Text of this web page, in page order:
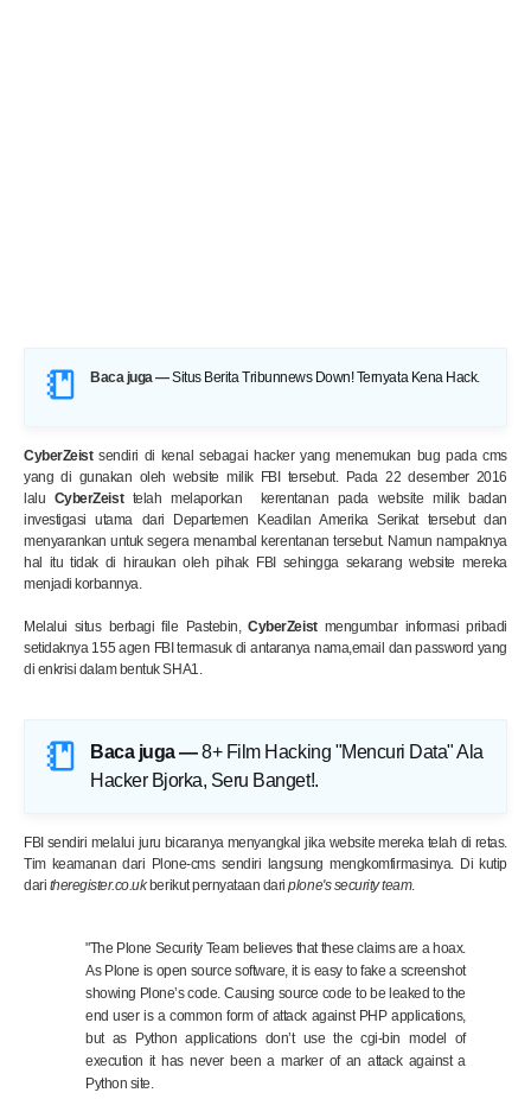
Baca juga —Situs Berita Tribunnews Down! Ternyata Kena Hack.
CyberZeistsendiri di kenal sebagai hacker yang menemukan bug pada cms
yang di gunakan oleh website milik FBI tersebut. Pada 22 desember 2016
lalu CyberZeist telah melaporkan kerentanan pada website milik badan
investigasi utama dari Departemen Keadilan Amerika Serikat tersebut dan
menyarankan untuk segera menambal kerentanan tersebut. Namun nampaknya
hal itu tidak di hiraukan oleh pihak FBI sehingga sekarang website mereka
menjadi korbannya.
Melalui situs berbagi file Pastebin,CyberZeist mengumbar informasi pribadi
setidaknya 155 agen FBI termasuk di antaranya nama,email dan password yang
di enkrisi dalam bentuk SHA1.
Baca juga — 8+ Film Hacking "Mencuri Data" Ala
Hacker Bjorka, Seru Banget!.
FBI sendiri melalui juru bicaranya menyangkal jika website mereka telah di retas.
Tim keamanan dari Plone-cms sendiri langsung mengkomfirmasinya. Di kutip
dari theregister.co.ukberikut pernyataan dariplone's security team.
"The Plone Security Team believes that these claims are a hoax.
As Plone is open source software, it is easy to fake a screenshot
showing Plone’s code. Causing source code to be leaked to the
end user is a common form of attack against PHP applications,
but as Python applications don’t use the cgi-bin model of
execution it has never been a marker of an attack against a
Python site.